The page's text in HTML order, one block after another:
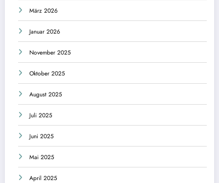
März 2026
Januar 2026
November 2025
Oktober 2025
August 2025
Juli 2025
Juni 2025
Mai 2025
April 2025